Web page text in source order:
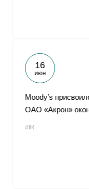
16
июн
Moody’s
ОАО «Акрон»
#IR